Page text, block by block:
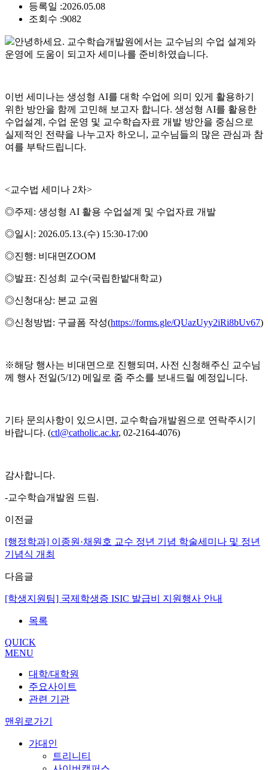
등록일 :2026.05.08
조회수 :9082
안녕하세요. 교수학습개발원에서는 교수님의 수업 설계와
운영에 도움이 되고자 세미나를 준비하였습니다.
이번 세미나는 생성형 AI를 대학 수업에 의미 있게 활용하기
위한 방안을 함께 고민해 보고자 합니다. 생성형 AI를 활용한
수업설계, 수업 운영 및 교수학습자료 개발 방안을 중심으로
실제적인 전략을 나누고자 하오니, 교수님들의 많은 관심과 참
여를 부탁드립니다.
<교수법 세미나 2차>
◎주제: 생성형 AI 활용 수업설계 및 수업자료 개발
◎일시: 2026.05.13.(수) 15:30-17:00
◎진행: 비대면ZOOM
◎발표: 진성희 교수(국립한밭대학교)
◎신청대상: 본교 교원
◎신청방법: 구글폼 작성(https://forms.gle/QUazUyy2iRi8bUv67)
※해당 행사는 비대면으로 진행되며, 사전 신청해주신 교수님
께 행사 전일(5/12) 메일로 줌 주소를 보내드릴 예정입니다.
기타 문의사항이 있으시면, 교수학습개발원으로 연락주시기
바랍니다. (ctl@catholic.ac.kr, 02-2164-4076)
감사합니다.
-교수학습개발원 드림.
이전글
[행정학과] 이종원·채원호 교수 정년 기념 학술세미나 및 정년
기념식 개최
다음글
[학생지원팀] 국제학생증 ISIC 발급비 지원행사 안내
목록
QUICK
MENU
대학/대학원
주요사이트
관련 기관
맨위로가기
가대인
트리니티